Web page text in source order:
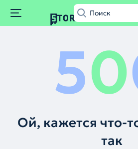
50
Ой, кажется что-
так